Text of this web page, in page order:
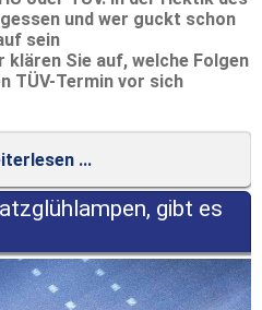
und wer guckt schon
sein
klären Sie auf, welche Folgen
TÜV-Termin vor sich
...
gibt es